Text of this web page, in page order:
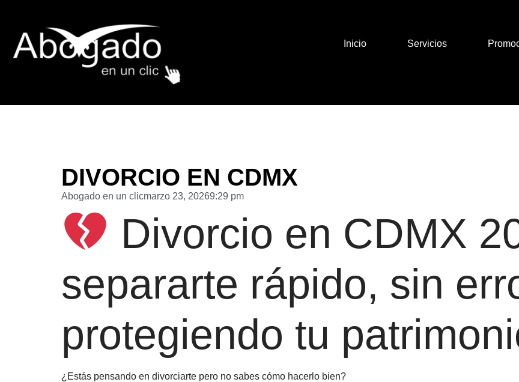
Inicio Servicios
DIVORCIO EN CDMX
Abogado en un clicmarzo 23, 20269:29 pm
Divorcio en CDMX
separarte rápido, sin
protegiendo tu
¿Estás pensando en divorciarte pero no sabes cómo hacerlo bien?